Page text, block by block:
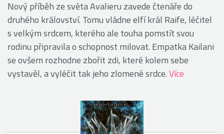
Nový příběh ze světa Avalieru zavede čtenáře do
druhého království. Tomu vládne elfí král Raife, léčitel
s velkým srdcem, kterého ale touha pomstít svou
rodinu připravila o schopnost milovat. Empatka Kailani
se ovšem rozhodne zbořit zdi, které kolem sebe
vystavěl, a vyléčit tak jeho zlomené srdce.Více